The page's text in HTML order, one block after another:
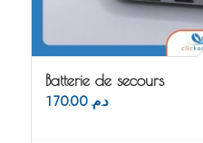
Batterie de secours
د.م. 170.00